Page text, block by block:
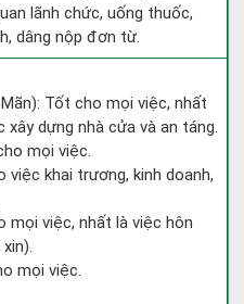
lãnh chức, uống thuốc,
dâng nộp đơn từ.
Tốt cho mọi việc, nhất
xây dựng nhà cửa và an táng.
mọi việc.
việc khai trương, kinh doanh,
mọi việc, nhất là việc hôn
mọi việc.